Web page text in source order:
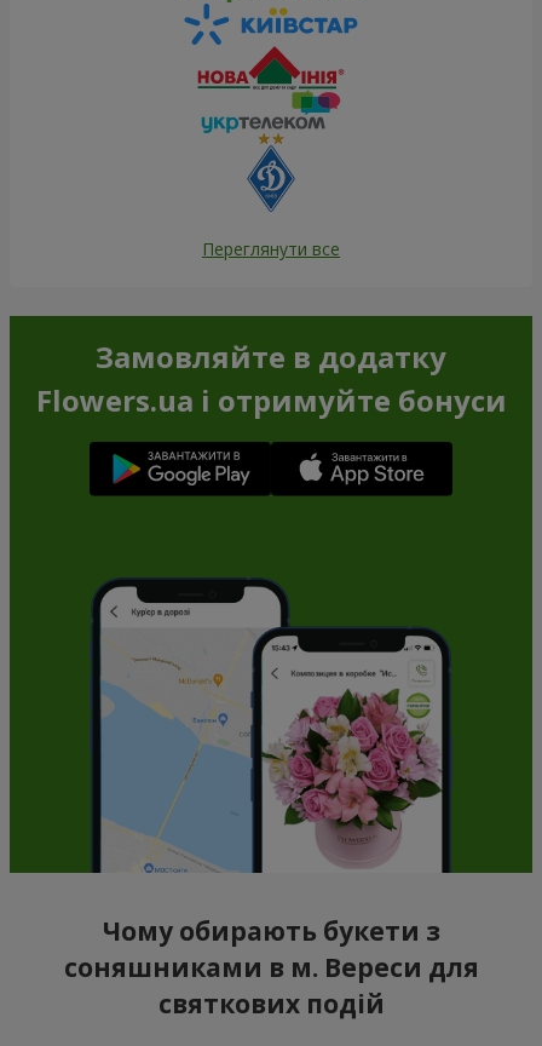
Переглянути все
Замовляйте в додатку
Flowers.ua і отримуйте бонуси
Чому обирають букети з
соняшниками в м. Вереси для
святкових подій